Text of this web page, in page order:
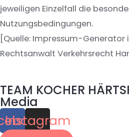
jeweiligen Einzelfall die
Nutzungsbedingungen.
[Quelle: Impressum-
Rechtsanwalt Verkehrsrecht
TEAM KOCHER
Media
Instagram